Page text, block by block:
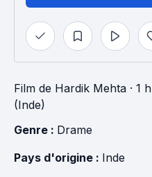
Film de Hardik Mehta · 1
(Inde)
Genre : Drame
Pays d'origine : Inde